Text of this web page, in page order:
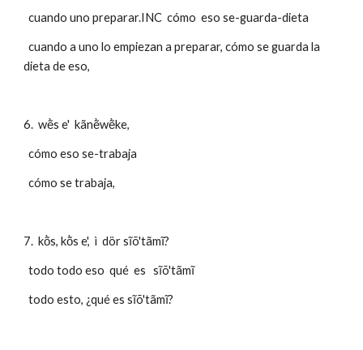
  cuando uno preparar.INC  cómo  eso se-guarda-dieta
  cuando a uno lo empiezan a preparar, cómo se guarda la
dieta de eso,
6.  wẽ̀s e'  kãnẽ̀wẽ̀ke,
  cómo eso se-trabaja
  cómo se trabaja,
7.  kõ̀s, kõ̀s e',  ì  dör sĩõ'tãmĩ?
  todo todo eso  qué  es   sĩõ'tãmĩ
  todo esto, ¿qué es sĩõ'tãmĩ?